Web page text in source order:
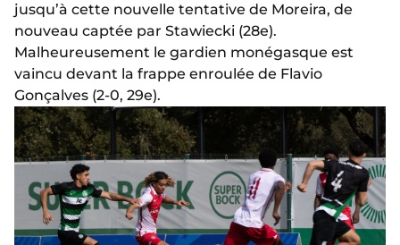
jusqu’à cette nouvelle tentative de Moreira, de
nouveau captée par Stawiecki (28e).
Malheureusement le gardien monégasque est
vaincu devant la frappe enroulée de Flavio
Gonçalves (2-0, 29e).